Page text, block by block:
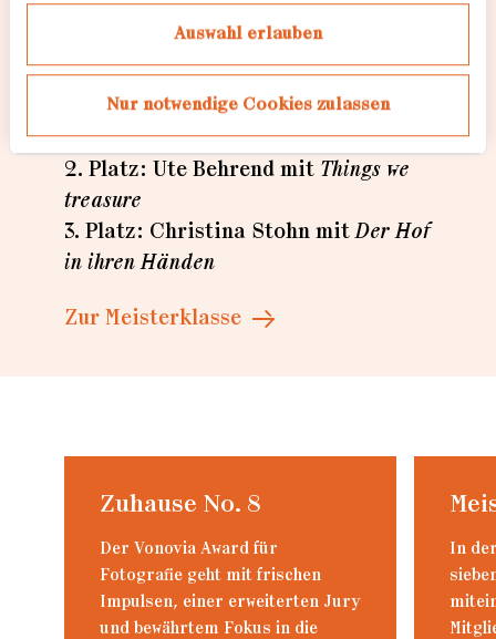
Auswahl erlauben
Nur notwendige Cookies zulassen
die Besucher:innen ihre Favoriten
1. Platz: Jana Islinger mitUnter
demselben Himmel
2. Platz: Ute Behrend mit Things we
treasure
3. Platz: Christina Stohn mitDer Hof
in ihren Händen
Zur Meisterklasse
Zuhause No. 8
Der Vonovia Award für
Fotografie geht mit frischen
Impulsen, einer erweiterten Jury
und bewährtem Fokus in die
In